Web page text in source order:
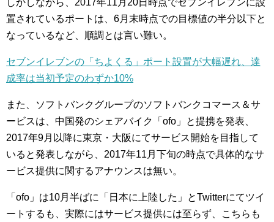
しかしながら、2017年11月20日時点でセブンイレブンに設
置されているポートは、6月末時点での目標値の半分以下と
なっているなど、順調とは言い難い。
セブンイレブンの「ちよくる」ポート設置が大幅遅れ、達
成率は当初予定のわずか10%
また、ソフトバンクグループのソフトバンクコマース＆サ
ービスは、中国発のシェアバイク「ofo」と提携を発表、
2017年9月以降に東京・大阪にてサービス開始を目指して
いると発表しながら、2017年11月下旬の時点で具体的なサ
ービス提供に関するアナウンスは無い。
「ofo」は10月半ばに「日本に上陸した」とTwitterにてツイ
ートするも、実際にはサービス提供には至らず、こちらも